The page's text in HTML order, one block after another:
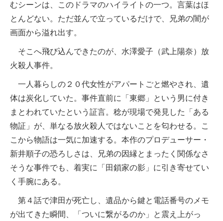
むシーンは、このドラマのハイライトの一つ。言葉はほ
とんどない。ただ並んで立っているだけで、兄弟の闇が
画面から溢れ出す。
そこへ飛び込んできたのが、水澤愛子（武上陽奈）放
火殺人事件。
一人暮らしの２０代女性がアパートごと燃やされ、遺
体は炭化していた。事件直前に「東郷」という男に付き
まとわれていたという証言。稔が現場で発見した「ある
物証」が、単なる放火殺人ではないことを匂わせる。こ
こから物語は一気に加速する。本作のプロデューサー・
新井順子の恐ろしさは、兄弟の因縁とまったく関係なさ
そうな事件でも、着実に「田鎖家の影」に引き寄せてい
く手腕にある。
第４話で津田が死亡し、遺品から鍵と電話番号のメモ
が出てきた瞬間、「ついに繋がるのか」と震え上がっ